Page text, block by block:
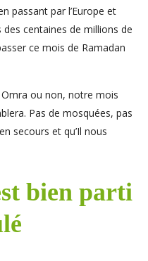
passant par l’Europe et
centaines de millions de
ce mois de Ramadan
ou non, notre mois
Pas de mosquées, pas
secours et qu’Il nous
bien parti